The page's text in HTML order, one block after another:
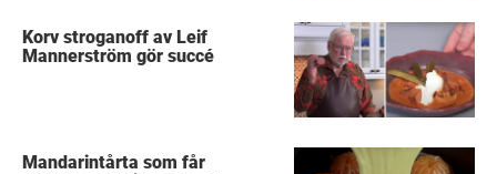
Korv stroganoff av Leif
Mannerström gör succé
Mandarintårta som får